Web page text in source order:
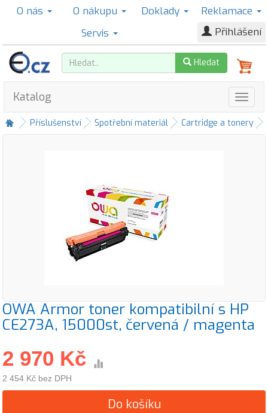
O nás O nákupu Doklady
Reklamace
Servis
Přihlášení
Hledat
Katalog
Příslušenství Spotřební materiál Cartridge a tonery
OWA Armor toner kompatibilní s HP
CE273A, 15000st, červená / magenta
2 970 Kč
2 454 Kč bez DPH
Do košíku